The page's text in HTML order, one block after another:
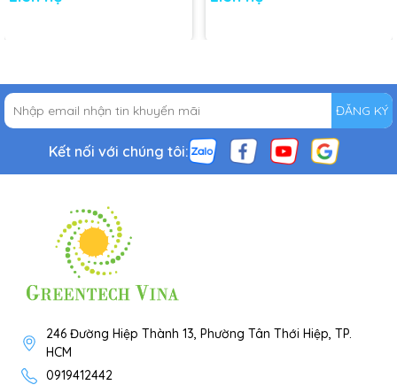
ĐĂNG KÝ
Kết nối với chúng tôi:
246 Đường Hiệp Thành 13, Phường Tân Thới Hiệp, TP.
HCM
0919412442